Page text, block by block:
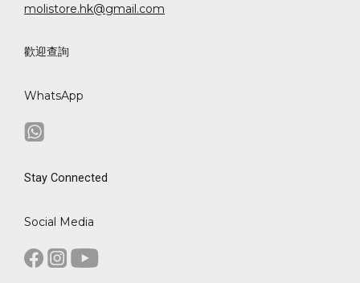
molistore.hk@gmail.com
歡迎查詢
WhatsApp
Stay Connected
Social Media